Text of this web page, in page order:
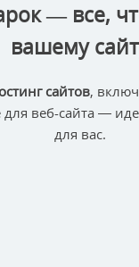
— все,
вашему
сайтов,
веб-сайта —
для вас.